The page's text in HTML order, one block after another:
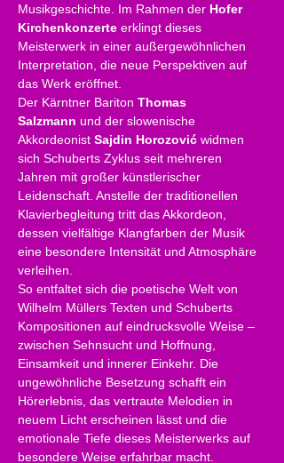
Musikgeschichte. Im Rahmen der Hofer
Kirchenkonzerte erklingt dieses
Meisterwerk in einer außergewöhnlichen
Interpretation, die neue Perspektiven auf
das Werk eröffnet.
Der Kärntner Bariton Thomas
Salzmann und der slowenische
Akkordeonist Sajdin Horozović widmen
sich Schuberts Zyklus seit mehreren
Jahren mit großer künstlerischer
Leidenschaft. Anstelle der traditionellen
Klavierbegleitung tritt das Akkordeon,
dessen vielfältige Klangfarben der Musik
eine besondere Intensität und Atmosphäre
verleihen.
So entfaltet sich die poetische Welt von
Wilhelm Müllers Texten und Schuberts
Kompositionen auf eindrucksvolle Weise –
zwischen Sehnsucht und Hoffnung,
Einsamkeit und innerer Einkehr. Die
ungewöhnliche Besetzung schafft ein
Hörerlebnis, das vertraute Melodien in
neuem Licht erscheinen lässt und die
emotionale Tiefe dieses Meisterwerks auf
besondere Weise erfahrbar macht.